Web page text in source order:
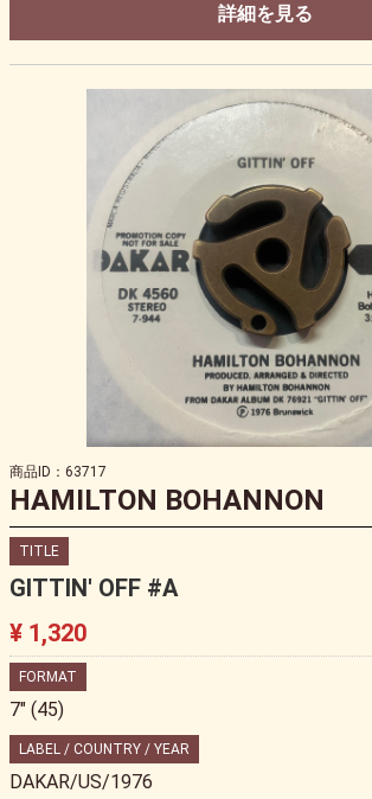
詳細を見る
商品ID：63717
HAMILTON BOHANNON
TITLE
GITTIN' OFF #A
¥ 1,320
FORMAT
7" (45)
LABEL / COUNTRY / YEAR
DAKAR/US/1976